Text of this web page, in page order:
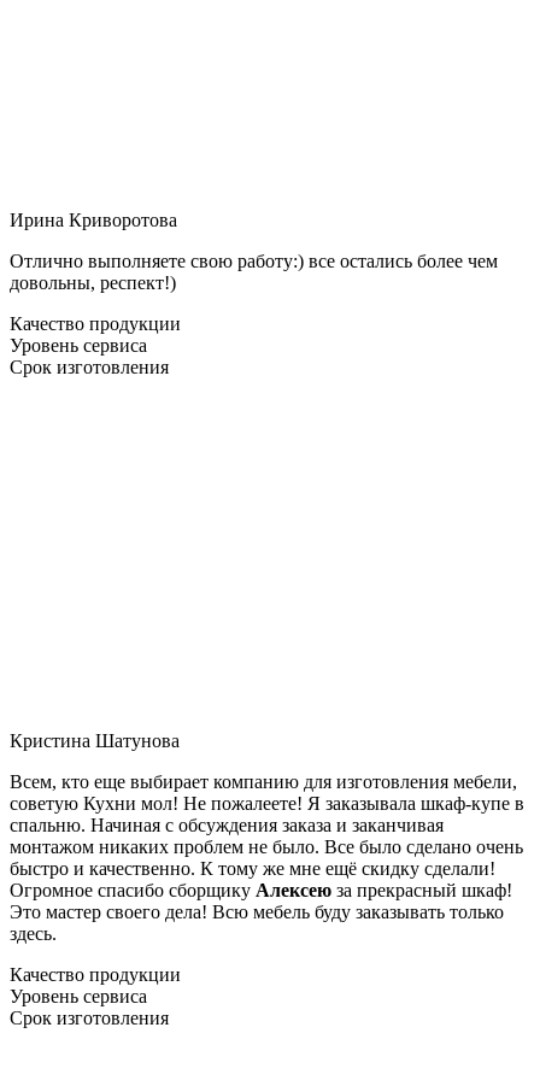
Ирина Криворотова
Отлично выполняете свою работу:) все остались более чем
довольны, респект!)
Качество продукции
Уровень сервиса
Срок изготовления
Кристина Шатунова
Всем, кто еще выбирает компанию для изготовления мебели,
советую Кухни мол! Не пожалеете! Я заказывала шкаф-купе в
спальню. Начиная с обсуждения заказа и заканчивая
монтажом никаких проблем не было. Все было сделано очень
быстро и качественно. К тому же мне ещё скидку сделали!
Огромное спасибо сборщику Алексею за прекрасный шкаф!
Это мастер своего дела! Всю мебель буду заказывать только
здесь.
Качество продукции
Уровень сервиса
Срок изготовления